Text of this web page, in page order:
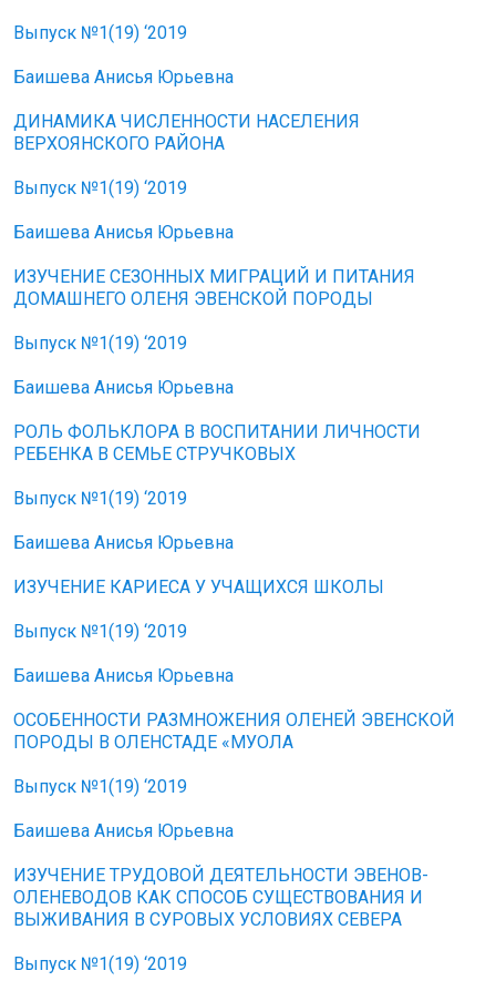
Выпуск №1(19) ‘2019
Баишева Анисья Юрьевна
ДИНАМИКА ЧИСЛЕННОСТИ НАСЕЛЕНИЯ
ВЕРХОЯНСКОГО РАЙОНА
Выпуск №1(19) ‘2019
Баишева Анисья Юрьевна
ИЗУЧЕНИЕ СЕЗОННЫХ МИГРАЦИЙ И ПИТАНИЯ
ДОМАШНЕГО ОЛЕНЯ ЭВЕНСКОЙ ПОРОДЫ
Выпуск №1(19) ‘2019
Баишева Анисья Юрьевна
РОЛЬ ФОЛЬКЛОРА В ВОСПИТАНИИ ЛИЧНОСТИ
РЕБЕНКА В СЕМЬЕ СТРУЧКОВЫХ
Выпуск №1(19) ‘2019
Баишева Анисья Юрьевна
ИЗУЧЕНИЕ КАРИЕСА У УЧАЩИХСЯ ШКОЛЫ
Выпуск №1(19) ‘2019
Баишева Анисья Юрьевна
ОСОБЕННОСТИ РАЗМНОЖЕНИЯ ОЛЕНЕЙ ЭВЕНСКОЙ
ПОРОДЫ В ОЛЕНСТАДЕ «МУОЛА
Выпуск №1(19) ‘2019
Баишева Анисья Юрьевна
ИЗУЧЕНИЕ ТРУДОВОЙ ДЕЯТЕЛЬНОСТИ ЭВЕНОВ-
ОЛЕНЕВОДОВ КАК СПОСОБ СУЩЕСТВОВАНИЯ И
ВЫЖИВАНИЯ В СУРОВЫХ УСЛОВИЯХ СЕВЕРА
Выпуск №1(19) ‘2019